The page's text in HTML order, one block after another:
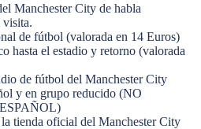
Manchester City de habla
visita.
de fútbol (valorada en 14 Euros)
hasta el estadio y retorno (valorada
de fútbol del Manchester City
y en grupo reducido (NO
tienda oficial del Manchester City